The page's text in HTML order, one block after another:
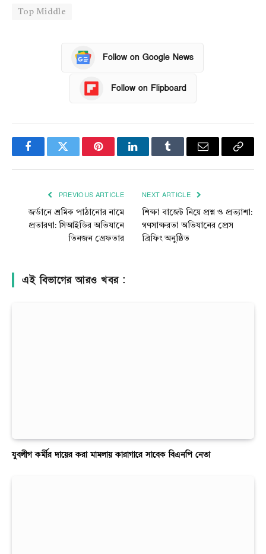
Top Middle
Follow on Google News
Follow on Flipboard
FacebookTwitter PinterestLinkedInTumblr Email
Copy
PREVIOUS ARTICLE
জর্ডানে শ্রমিক পাঠানোর নামে
প্রতারণা: সিআইডির অভিযানে
তিনজন গ্রেফতার
NEXT ARTICLE
শিক্ষা বাজেট নিয়ে প্রশ্ন ও প্রত্যাশা:
গণসাক্ষরতা অভিযানের প্রেস
ব্রিফিং অনুষ্ঠিত
এই বিভাগের আরও খবর :
যুবলীগ কর্মীর দায়ের করা মামলায় কারাগারে সাবেক বিএনপি নেতা